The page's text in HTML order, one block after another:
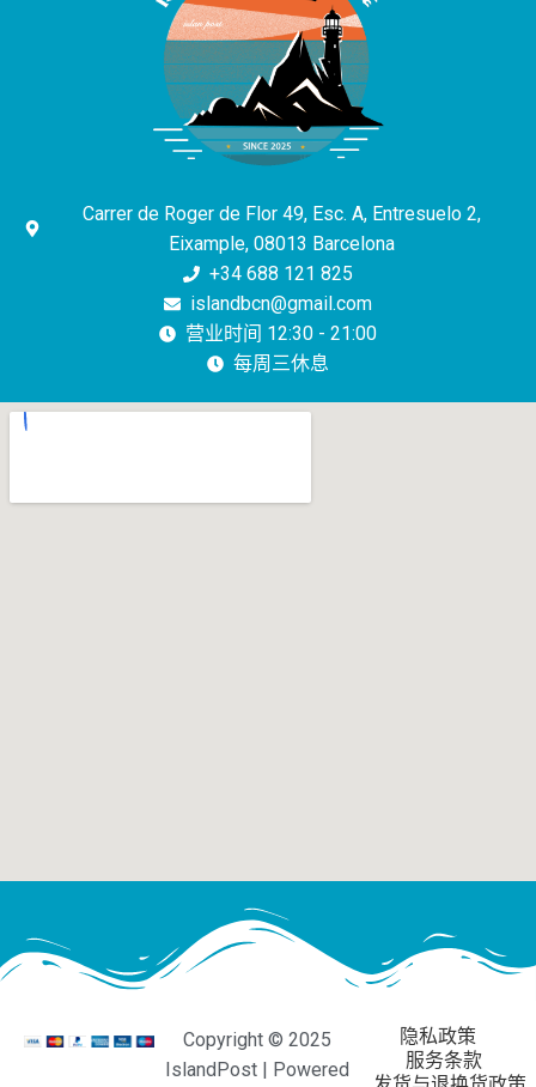
Carrer de Roger de Flor 49, Esc. A, Entresuelo 2,
Eixample, 08013 Barcelona
+34 688 121 825
islandbcn@gmail.com
营业时间 12:30 - 21:00
每周三休息
Copyright © 2025
IslandPost | Powered
隐私政策
服务条款